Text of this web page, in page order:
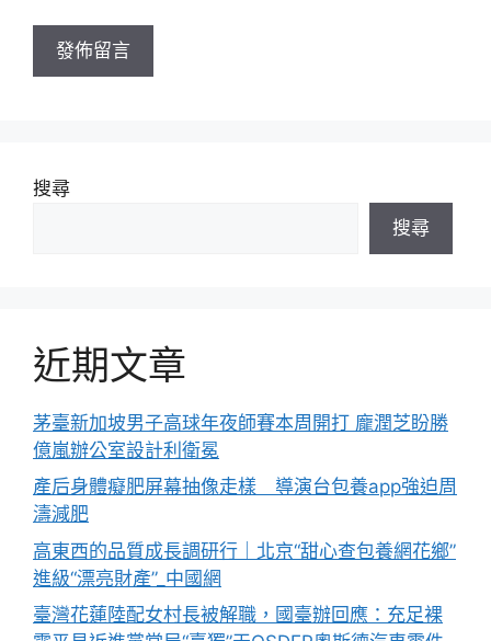
址
搜尋
搜尋
近期文章
茅臺新加坡男子高球年夜師賽本周開打 龐潤芝盼勝
億嵐辦公室設計利衛冕
產后身體癡肥屏幕抽像走樣 導演台包養app強迫周
濤減肥
高東西的品質成長調研行｜北京“甜心查包養網花鄉”
進級“漂亮財產”_中國網
臺灣花蓮陸配女村長被解職，國臺辦回應：充足裸